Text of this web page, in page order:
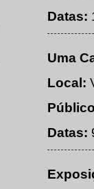
Datas:
Uma
Local:
Datas: